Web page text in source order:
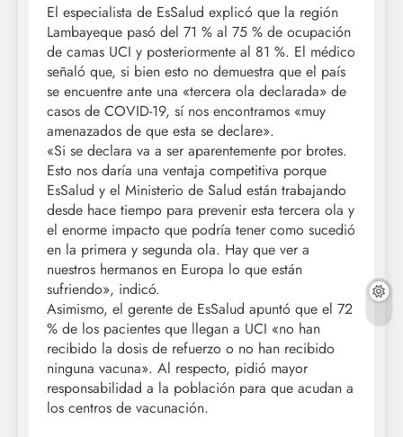
El especialista de EsSalud explicó que la región
Lambayeque pasó del 71 % al 75 % de ocupación
de camas UCI y posteriormente al 81 %. El médico
señaló que, si bien esto no demuestra que el país
se encuentre ante una «tercera ola declarada» de
casos de COVID-19, sí nos encontramos «muy
amenazados de que esta se declare».
«Si se declara va a ser aparentemente por brotes.
Esto nos daría una ventaja competitiva porque
EsSalud y el Ministerio de Salud están trabajando
desde hace tiempo para prevenir esta tercera ola y
el enorme impacto que podría tener como sucedió
en la primera y segunda ola. Hay que ver a
nuestros hermanos en Europa lo que están
sufriendo», indicó.
Asimismo, el gerente de EsSalud apuntó que el 72
% de los pacientes que llegan a UCI «no han
recibido la dosis de refuerzo o no han recibido
ninguna vacuna». Al respecto, pidió mayor
responsabilidad a la población para que acudan a
los centros de vacunación.